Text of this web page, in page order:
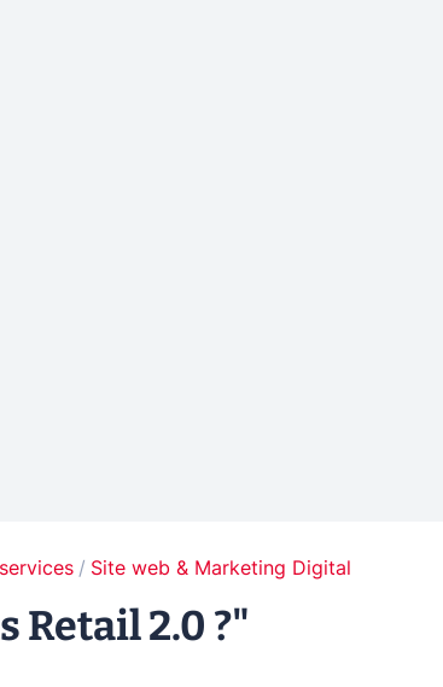
Site web & Marketing Digital
Retail 2.0 ?"